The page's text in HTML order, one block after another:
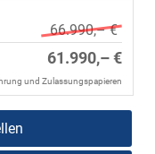
66.990,– €
61.990,– €
und Zulassungspapieren